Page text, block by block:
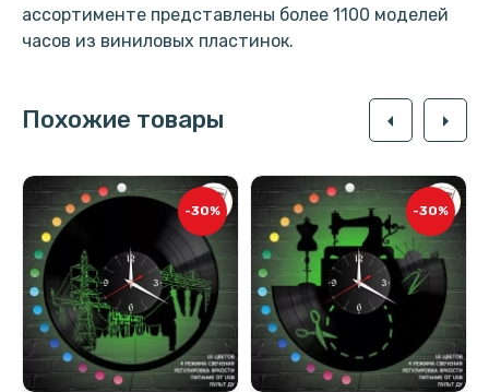
ассортименте представлены более 1100 моделей
часов из виниловых пластинок.
Похожие товары arrow_left arrow_right
-30% -30%